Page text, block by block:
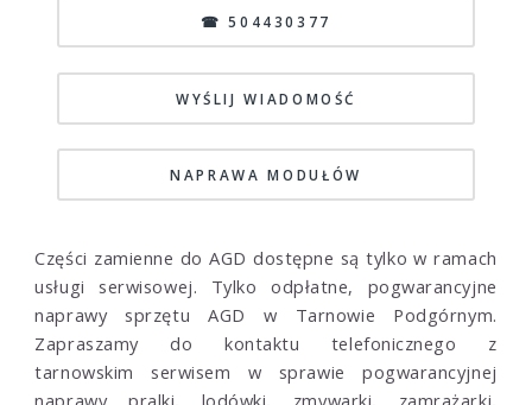
☎ 504430377
WYŚLIJ WIADOMOŚĆ
NAPRAWA MODUŁÓW
Części zamienne do AGD dostępne są tylko w ramach
usługi serwisowej. Tylko odpłatne, pogwarancyjne
naprawy sprzętu AGD w Tarnowie Podgórnym.
Zapraszamy do kontaktu telefonicznego z
tarnowskim serwisem w sprawie pogwarancyjnej
naprawy pralki, lodówki, zmywarki, zamrażarki,